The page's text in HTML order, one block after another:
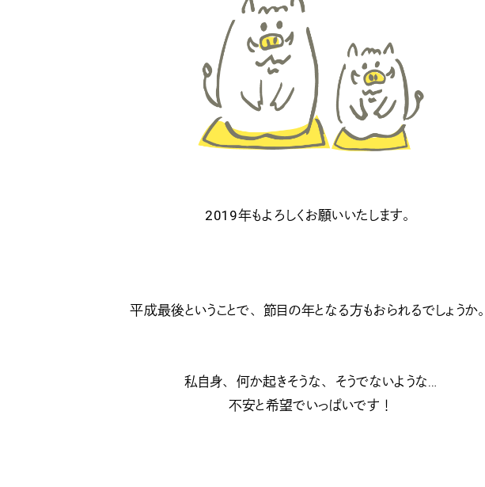
2019年もよろしくお願いいたします。
平成最後ということで、節目の年となる方もおられるでしょうか。
私自身、何か起きそうな、そうでないような…
不安と希望でいっぱいです！